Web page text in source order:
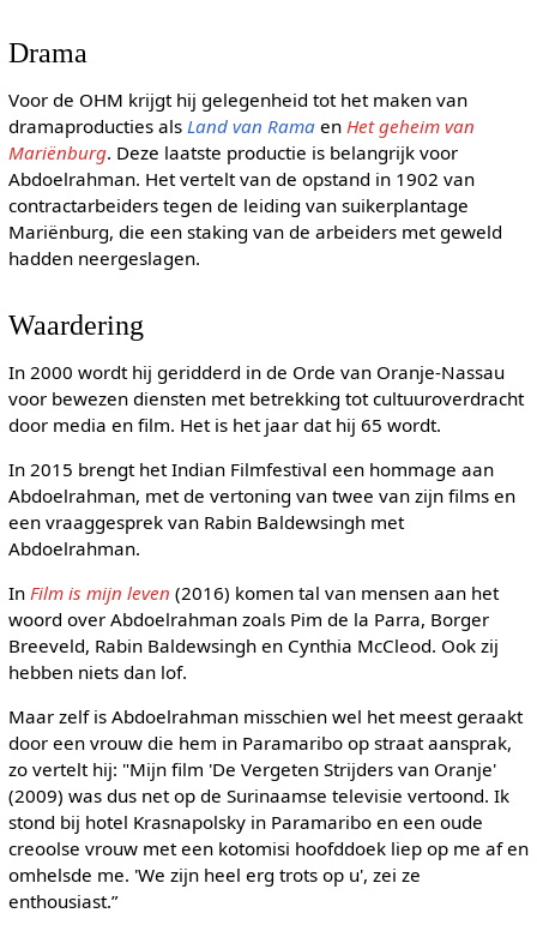
Drama
Voor de OHM krijgt hij gelegenheid tot het maken van
dramaproducties als Land van Ramaen Het geheim van
Mariënburg. Deze laatste productie is belangrijk voor
Abdoelrahman. Het vertelt van de opstand in 1902 van
contractarbeiders tegen de leiding van suikerplantage
Mariënburg, die een staking van de arbeiders met geweld
hadden neergeslagen.
Waardering
In 2000 wordt hij geridderd in de Orde van Oranje-Nassau
voor bewezen diensten met betrekking tot cultuuroverdracht
door media en film. Het is het jaar dat hij 65 wordt.
In 2015 brengt het Indian Filmfestival een hommage aan
Abdoelrahman, met de vertoning van twee van zijn films en
een vraaggesprek van Rabin Baldewsingh met
Abdoelrahman.
In Film is mijn leven (2016) komen tal van mensen aan het
woord over Abdoelrahman zoals Pim de la Parra, Borger
Breeveld, Rabin Baldewsingh en Cynthia McCleod. Ook zij
hebben niets dan lof.
Maar zelf is Abdoelrahman misschien wel het meest geraakt
door een vrouw die hem in Paramaribo op straat aansprak,
zo vertelt hij: "Mijn film 'De Vergeten Strijders van Oranje'
(2009) was dus net op de Surinaamse televisie vertoond. Ik
stond bij hotel Krasnapolsky in Paramaribo en een oude
creoolse vrouw met een kotomisi hoofddoek liep op me af en
omhelsde me. 'We zijn heel erg trots op u', zei ze
enthousiast.”